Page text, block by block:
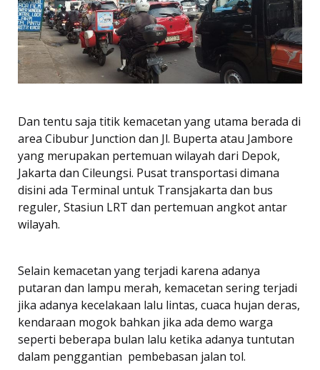
Dan tentu saja titik kemacetan yang utama berada di
area Cibubur Junction dan Jl. Buperta atau Jambore
yang merupakan pertemuan wilayah dari Depok,
Jakarta dan Cileungsi. Pusat transportasi dimana
disini ada Terminal untuk Transjakarta dan bus
reguler, Stasiun LRT dan pertemuan angkot antar
wilayah.
Selain kemacetan yang terjadi karena adanya
putaran dan lampu merah, kemacetan sering terjadi
jika adanya kecelakaan lalu lintas, cuaca hujan deras,
kendaraan mogok bahkan jika ada demo warga
seperti beberapa bulan lalu ketika adanya tuntutan
dalam penggantian pembebasan jalan tol.